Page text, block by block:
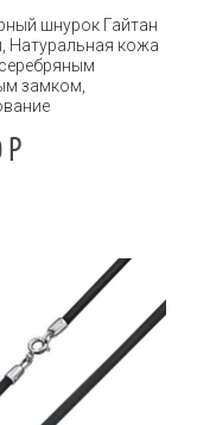
шнурок Гайтан
Натуральная кожа
замком,
Р